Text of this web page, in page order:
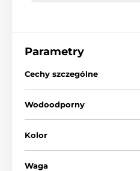
Parametry
Cechy szczególne
Wodoodporny
Kolor
Waga